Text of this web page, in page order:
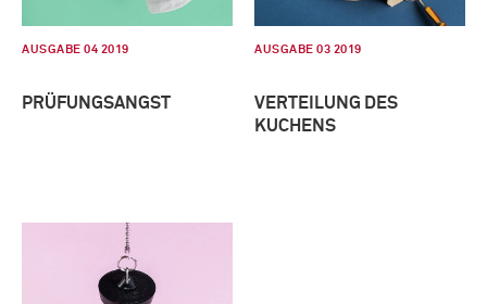
AUSGABE 04 2019
PRÜFUNGSANGST
AUSGABE 03 2019
VERTEILUNG DES
KUCHENS